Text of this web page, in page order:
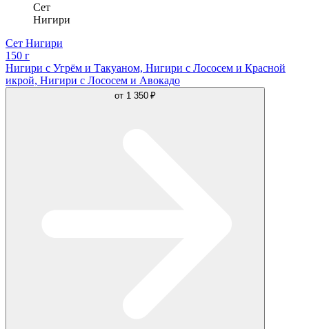
Сет
Нигири
Сет Нигири
150 г
Нигири с Угрём и Такуаном, Нигири с Лососем и Красной
икрой, Нигири с Лососем и Авокадо
от 1 350 ₽